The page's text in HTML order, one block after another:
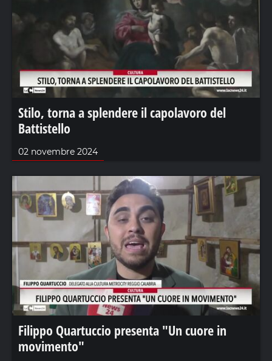
Stilo, torna a splendere il capolavoro del
Battistello
02 novembre 2024
Filippo Quartuccio presenta "Un cuore in
movimento"